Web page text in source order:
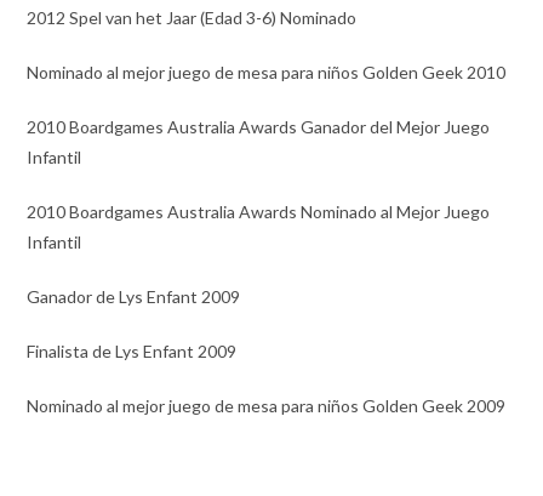
2012 Spel van het Jaar (Edad 3-6) Nominado
Nominado al mejor juego de mesa para niños Golden Geek 2010
2010 Boardgames Australia Awards Ganador del Mejor Juego
Infantil
2010 Boardgames Australia Awards Nominado al Mejor Juego
Infantil
Ganador de Lys Enfant 2009
Finalista de Lys Enfant 2009
Nominado al mejor juego de mesa para niños Golden Geek 2009